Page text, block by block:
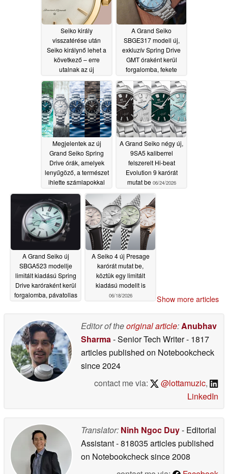
Seiko király
visszatérése után
Seiko királynő lehet a
következő – erre
utalnak az új
06/28/2026
A Grand Seiko
SBGE317 modell új,
exkluzív Spring Drive
GMT óraként kerül
forgalomba, fekete
kerettel06/27/2026
Megjelentek az új
Grand Seiko Spring
Drive órák, amelyek
lenyűgöző, a természet
ihlette számlapokkal
06/24/2026
A Grand Seiko négy új,
9SA5 kaliberrel
felszerelt Hi-beat
Evolution 9 karórát
mutat be 06/24/2026
A Grand Seiko új
SBGA523 modellje
limitált kiadású Spring
Drive karóraként kerül
forgalomba, pávatollas
A Seiko 4 új Presage
karórát mutat be,
köztük egy limitált
kiadású modellt is
06/18/2026 Show more articles
Editor of theoriginal article:Anubhav
Sharma- Senior Tech Writer- 1817
articles published on Notebookcheck
since 2024
contact me via:
@lottamuzic,
LinkedIn
Translator: Ninh Ngoc Duy- Editorial
Assistant- 818035 articles published
on Notebookchecksince 2008